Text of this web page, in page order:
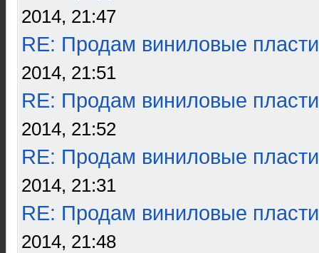
2014, 21:47
RE: Продам виниловые
2014, 21:51
RE: Продам виниловые
2014, 21:52
RE: Продам виниловые
2014, 21:31
RE: Продам виниловые
2014, 21:48